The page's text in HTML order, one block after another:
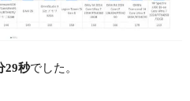
29秒でした。